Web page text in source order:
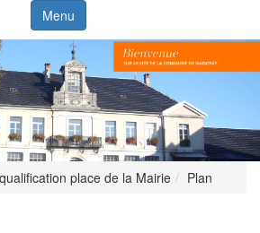
Menu
place de la Mairie Plan